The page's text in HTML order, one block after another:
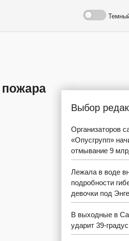
Выбор
Организаторов
«Опусгрупп»
отмывание 9
Лежала в воде
подробности
девочки под
В выходные в
ударит 39-